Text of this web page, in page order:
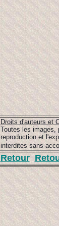
Droits d'auteurs et
Toutes les images,
reproduction et
interdites sans
Retour